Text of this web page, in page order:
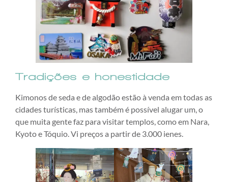
Tradições e honestidade
Kimonos de seda e de algodão estão à venda em todas as
cidades turísticas, mas também é possível alugar um, o
que muita gente faz para visitar templos, como em Nara,
Kyoto e Tóquio. Vi preços a partir de 3.000 ienes.